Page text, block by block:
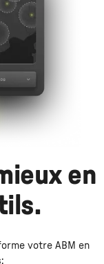
en
votre ABM en